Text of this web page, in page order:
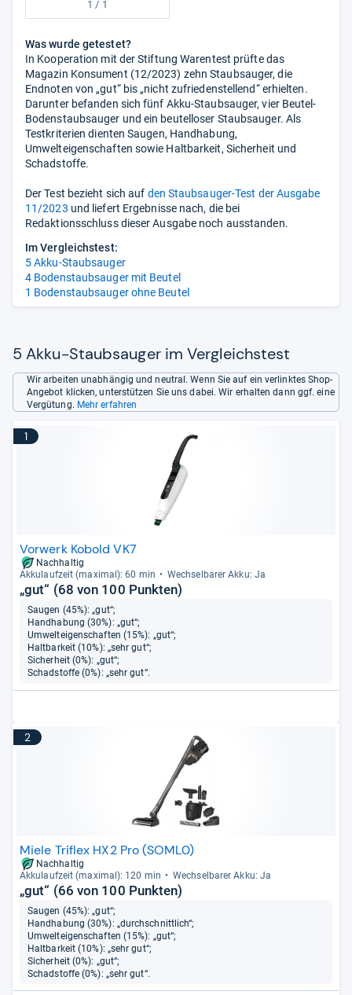
1 / 1
Was wurde getestet?
In Kooperation mit der Stiftung Warentest prüfte das
Magazin Konsument (12/2023) zehn Staubsauger, die
Endnoten von „gut“ bis „nicht zufriedenstellend“ erhielten.
Darunter befanden sich fünf Akku-Staubsauger, vier Beutel-
Bodenstaubsauger und ein beutelloser Staubsauger. Als
Testkriterien dienten Saugen, Handhabung,
Umwelteigenschaften sowie Haltbarkeit, Sicherheit und
Schadstoffe.
Der Test bezieht sich auf den Staubsauger-Test der Ausgabe
11/2023 und liefert Ergebnisse nach, die bei
Redaktionsschluss dieser Ausgabe noch ausstanden.
Im Vergleichstest:
5 Akku-Staubsauger
4 Bodenstaubsauger mit Beutel
1 Bodenstaubsauger ohne Beutel
5 Akku-Staubsauger im Vergleichstest
Wir arbeiten unabhängig und neutral. Wenn Sie auf ein verlinktes Shop-
Angebot klicken, unterstützen Sie uns dabei. Wir erhalten dann ggf. eine
Vergütung. Mehr erfahren
1
Vorwerk Kobold VK7
Nachhaltig
Akku­lauf­zeit (maxi­mal): 60 min
Wech­sel­ba­rer Akku: Ja
„gut“ (68 von 100 Punkten)
Saugen (45%): „gut“;
Handhabung (30%): „gut“;
Umwelteigenschaften (15%): „gut“;
Haltbarkeit (10%): „sehr gut“;
Sicherheit (0%): „gut“;
Schadstoffe (0%): „sehr gut“.
2
Miele Triflex HX2 Pro (SOML0)
Nachhaltig
Akku­lauf­zeit (maxi­mal): 120 min
Wech­sel­ba­rer Akku: Ja
„gut“ (66 von 100 Punkten)
Saugen (45%): „gut“;
Handhabung (30%): „durchschnittlich“;
Umwelteigenschaften (15%): „gut“;
Haltbarkeit (10%): „sehr gut“;
Sicherheit (0%): „gut“;
Schadstoffe (0%): „sehr gut“.